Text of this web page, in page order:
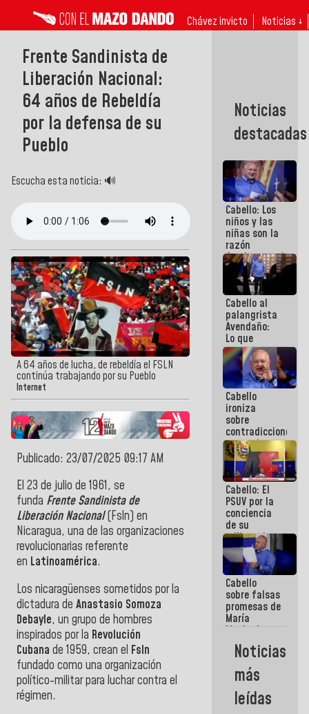
Chávez invicto Noticias ↓
Frente Sandinista de
Liberación Nacional:
64 años de Rebeldía
por la defensa de su
Pueblo
Escucha esta noticia: 🔊
A 64 años de lucha, de rebeldía el FSLN
continúa trabajando por su Pueblo
Internet
Publicado: 23/07/2025 09:17 AM
El 23 de julio de 1961, se
funda Frente Sandinista de
Liberación Nacional(Fsln) en
Nicaragua, una de las organizaciones
revolucionarias referente
en Latinoamérica.
Los nicaragüenses sometidos por la
dictadura de Anastasio Somoza
Debayle, un grupo de hombres
inspirados por la Revolución
Cubana de 1959, crean el Fsln
fundado como una organización
político-militar para luchar contra el
régimen.
Noticias
destacadas
Cabello: Los
niños y las
niñas son la
razón
fundamental
de todo lo
que
estamos
haciendo
Cabello al
palangrista
Avendaño:
Lo que
vayas a
escribir
hazlo hoy
por que no
sabemos si
la semana
que viene
hay
programa
Cabello
ironiza
sobre
contradicciones
y mentiras
de María
Machado:
¡Créanle!
Cabello: El
PSUV por la
conciencia
de su
militancia
es la
organización
política más
sólida de
Venezuela
Cabello
sobre falsas
promesas de
María
Machado:
¿Quién le
puede creer?
¿Y la gente
que ella iba
a salvar en
La Guaira?
Noticias
más
leídas